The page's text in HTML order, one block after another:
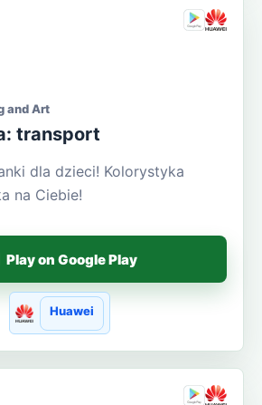
and Art
transport
dla dzieci! Kolorystyka
na Ciebie!
Play on Google Play
Huawei